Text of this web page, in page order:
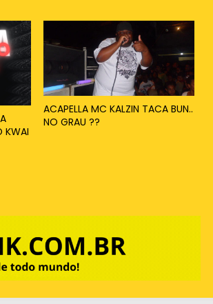
KWAI
ACAPELLA MC KALZIN TACA BUN..
NO GRAU ??